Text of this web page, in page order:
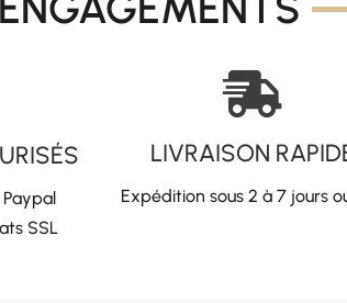
SSL

LIVRAISON
Expédition sous 2 à 7 jours